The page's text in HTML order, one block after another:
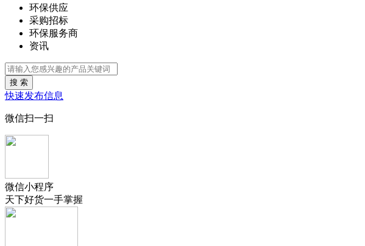
环保供应
采购招标
环保服务商
资讯
搜 索
快速发布信息
微信扫一扫
微信小程序
天下好货一手掌握